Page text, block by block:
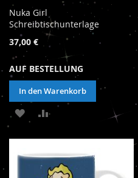
Nuka Girl
Schreibtischunterlage
37,00 €
AUF BESTELLUNG
In den Warenkorb
ZUR
HINZUFÜGEN
ZUR
HINZUFÜGEN